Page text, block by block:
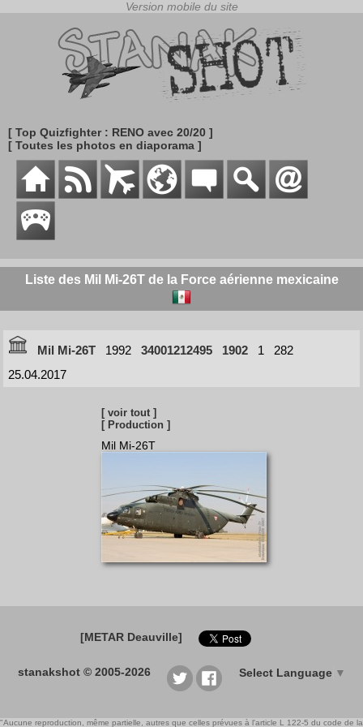
[ Top Quizfighter : RENO avec 20/20 ]
[ Toutes les photos en diaporama ]
Liste des Mil Mi-26T de la Force aérienne mexicaine
Mil Mi-26T 1992 34001212495 1902 1
282
25.04.2017
[ voir tout ]
[ Production ]
Mil Mi-26T
[METAR Deauville]
stanakshot © 2005-2026 Select Language ▼
"Aucune reproduction, même partielle, autres que celles prévues à l'article L 122-5 du code de la